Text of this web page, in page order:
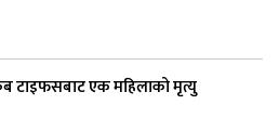
टाइफसबाट एक महिलाको मृत्यु